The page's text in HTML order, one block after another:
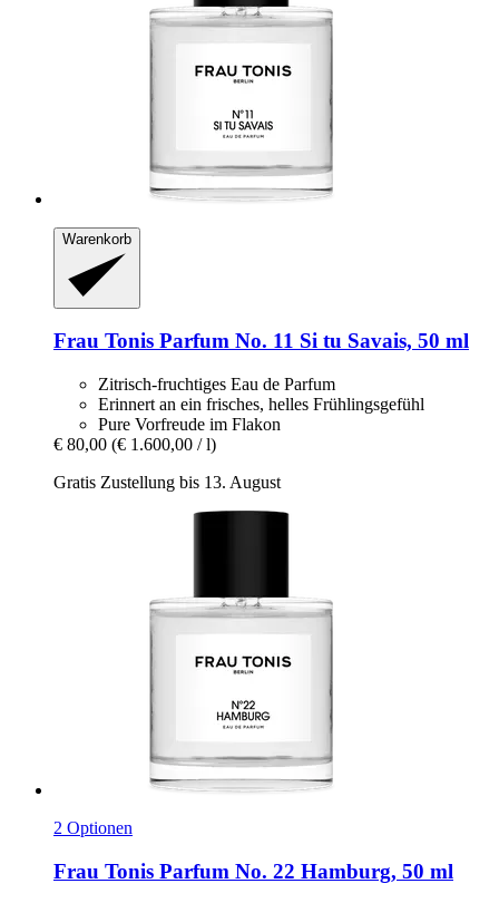
Warenkorb
Frau Tonis Parfum No. 11 Si tu Savais, 50 ml
Zitrisch-fruchtiges Eau de Parfum
Erinnert an ein frisches, helles Frühlingsgefühl
Pure Vorfreude im Flakon
€ 80,00 (€ 1.600,00 / l)
Gratis Zustellung bis 13. August
2 Optionen
Frau Tonis Parfum No. 22 Hamburg, 50 ml